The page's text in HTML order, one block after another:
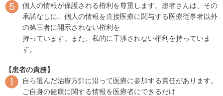
個人の情報が保護される権利を尊重します。患者さんは、その
承諾なしに、個人の情報を直接医療に関与する医療従事者以外
の第三者に開示されない権利を
持っています。また、私的に干渉されない権利を持っていま
す。
【患者の責務】
自ら選んだ治療方針に沿って医療に参加する責任があります。
ご自身の健康に関する情報を医療者にできるだけ